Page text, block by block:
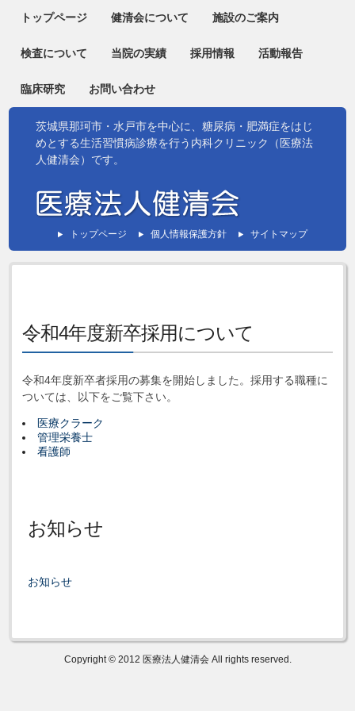
トップページ 健清会について 施設のご案内
検査について 当院の実績 採用情報 活動報告
臨床研究 お問い合わせ
茨城県那珂市・水戸市を中心に、糖尿病・肥満症をはじ
めとする生活習慣病診療を行う内科クリニック（医療法
人健清会）です。
トップページ 個人情報保護方針 サイトマップ
令和4年度新卒採用について
令和4年度新卒者採用の募集を開始しました。採用する職種に
ついては、以下をご覧下さい。
医療クラーク
管理栄養士
看護師
お知らせ
お知らせ
Copyright © 2012 医療法人健清会 All rights reserved.